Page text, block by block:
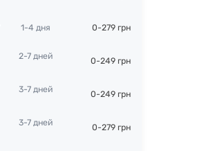
1-4 дня 0-279 грн
2-7 дней 0-249 грн
3-7 дней 0-249 грн
3-7 дней 0-279 грн